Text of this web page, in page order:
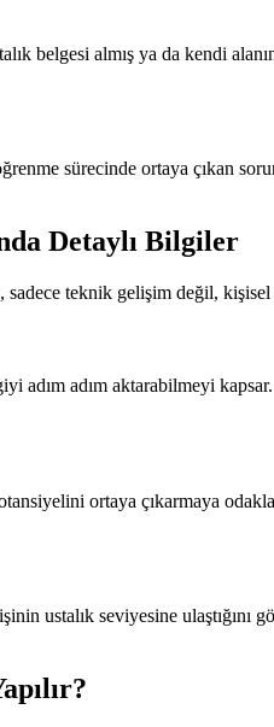
belgesi almış ya da kendi
sürecinde ortaya çıkan
Detaylı Bilgiler
teknik gelişim değil, kişisel
adım adım aktarabilmeyi
ortaya çıkarmaya
ustalık seviyesine ulaştığını